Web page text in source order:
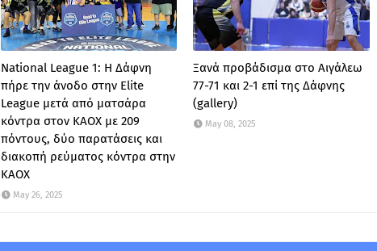
National League 1: Η Δάφνη
πήρε την άνοδο στην Elite
League μετά από ματσάρα
κόντρα στον ΚΑΟΧ με 209
πόντους, δύο παρατάσεις και
διακοπή ρεύματος κόντρα στην
ΚΑΟΧ
May 26, 2025
Ξανά προβάδισμα στο Αιγάλεω
77-71 και 2-1 επί της Δάφνης
(gallery)
May 08, 2025